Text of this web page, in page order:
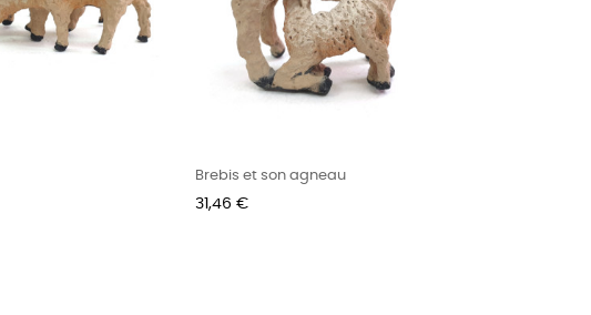
Brebis et son agneau
Prix
31,46 €